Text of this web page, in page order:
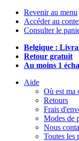
Revenir au menu
Accéder au
Consulter le
Belgique :
Retour gratuit
Au moins 1
Aide
Où est ma
Retours
Frais
Modes de
Nous
Toutes les